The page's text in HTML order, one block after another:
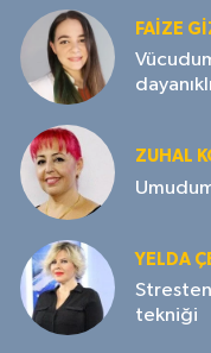
FAIZE
ZUHAL
YELDA
tekniği